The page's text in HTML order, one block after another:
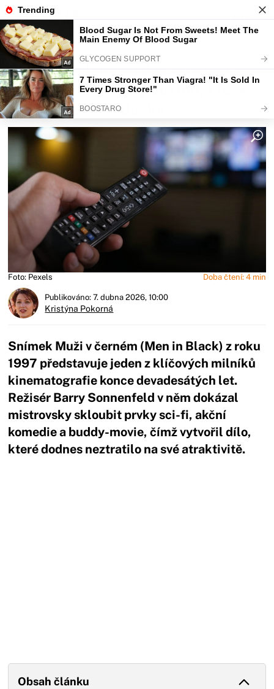
Fajntip.cz Redakce
Škrtněte plány na dnešní večer.
Nova vysílá filmový poklad, který
vás přibije do sedačky
Foto: Pexels Doba čtení: 4 min
Publikováno: 7. dubna 2026, 10:00
Kristýna Pokorná
Snímek Muži v černém (Men in Black) z roku
1997 představuje jeden z klíčových milníků
kinematografie konce devadesátých let.
Režisér Barry Sonnenfeld v něm dokázal
mistrovsky skloubit prvky sci-fi, akční
komedie a buddy-movie, čímž vytvořil dílo,
které dodnes neztratilo na své atraktivitě.
Obsah článku